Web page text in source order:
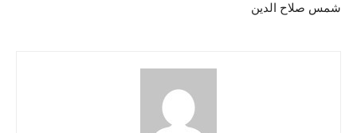
شمس صلاح الدين